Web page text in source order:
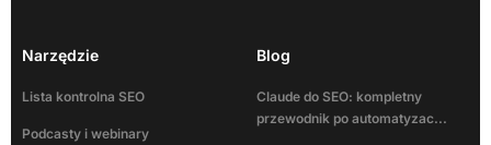
Narzędzie
Lista kontrolna SEO
Podcasty i webinary
Blog
Claude do SEO: kompletny
przewodnik po automatyzac...